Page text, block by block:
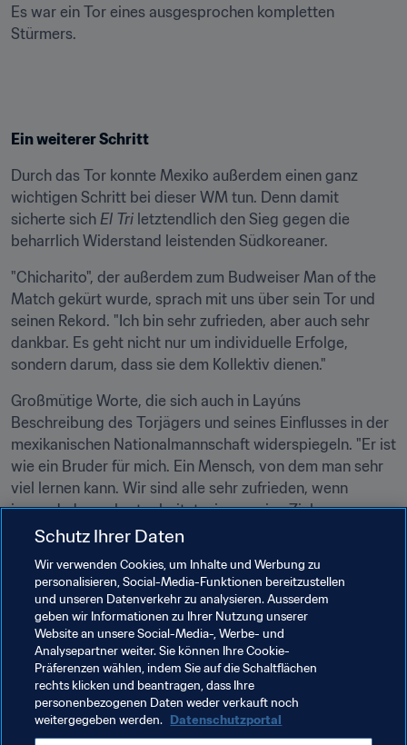
Es war ein Tor eines ausgesprochen kompletten
Stürmers.
Ein weiterer Schritt
Durch das Tor konnte Mexiko außerdem einen ganz
wichtigen Schritt bei dieser WM tun. Denn damit
sicherte sich El Tri letztendlich den Sieg gegen die
beharrlich Widerstand leistenden Südkoreaner.
"Chicharito", der außerdem zum Budweiser Man of the
Match gekürt wurde, sprach mit uns über sein Tor und
seinen Rekord. "Ich bin sehr zufrieden, aber auch sehr
dankbar. Es geht nicht nur um individuelle Erfolge,
sondern darum, dass sie dem Kollektiv dienen."
Großmütige Worte, die sich auch in Layúns
Beschreibung des Torjägers und seines Einflusses in der
mexikanischen Nationalmannschaft widerspiegeln. "Er ist
wie ein Bruder für mich. Ein Mensch, von dem man sehr
viel lernen kann. Wir sind alle sehr zufrieden, wenn
jemand, der so hart arbeitet wie er, seine Ziele
verwirklichen kann."
"Er ist ein hervorragender Torjäger, aber das ist längst
nicht alles. Darüber hinaus ist er ein sehr dynamischer
Spieler. Er macht vier oder fünf Bewegungen, während
andere nur eine machen. Außerdem ist er in den
wichtigen Augenblicken immer zur Stelle."
Wichtige Momente wie der in Rostow. Oder wie das
erste Tor in Südafrika, das den Mexikanern den Sieg
gegen Frankreich brachte. Und wer weiß, wie viele er in
Schutz Ihrer Daten
Wir verwenden Cookies, um Inhalte und Werbung zu
personalisieren, Social-Media-Funktionen bereitzustellen
und unseren Datenverkehr zu analysieren. Ausserdem
geben wir Informationen zu Ihrer Nutzung unserer
Website an unsere Social-Media-, Werbe- und
Analysepartner weiter. Sie können Ihre Cookie-
Präferenzen wählen, indem Sie auf die Schaltflächen
rechts klicken und beantragen, dass Ihre
personenbezogenen Daten weder verkauft noch
weitergegeben werden. Datenschutzportal